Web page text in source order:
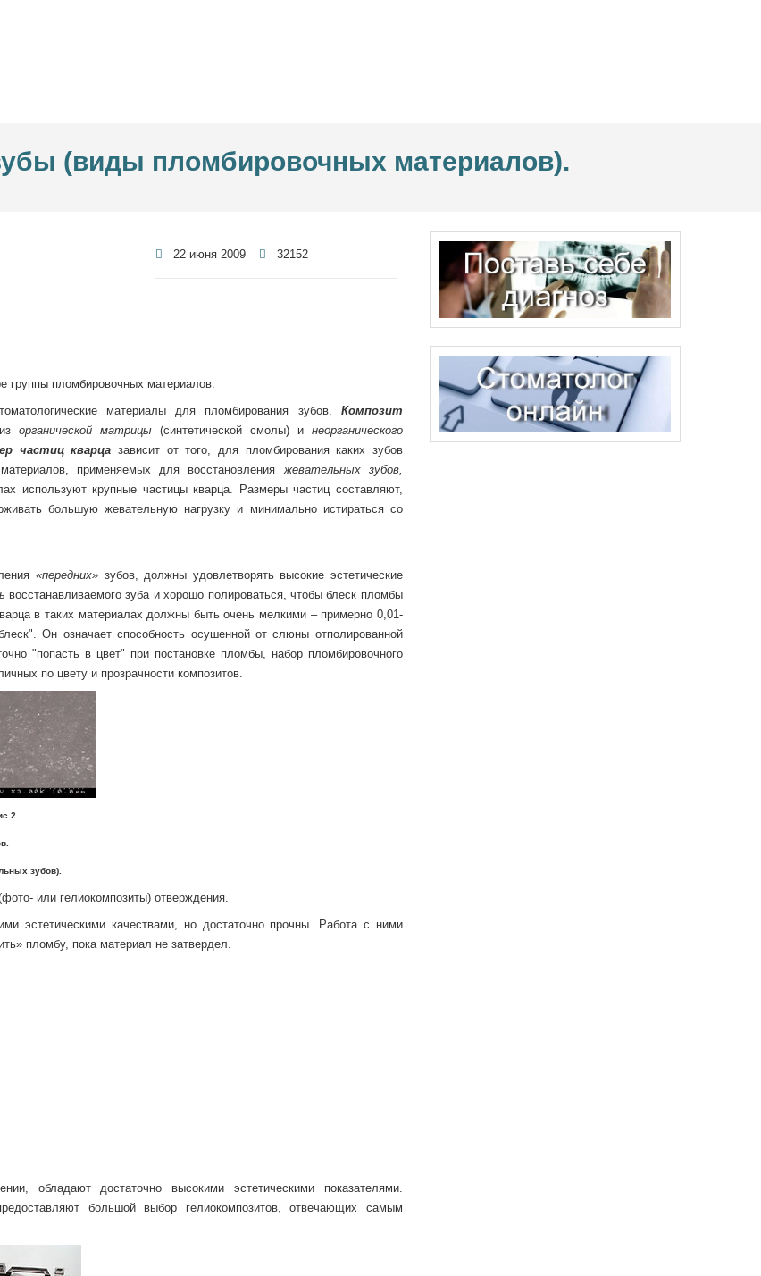
(виды пломбировочных материалов).
22 июня 2009 32152
группы пломбировочных материалов.
материалы для пломбирования зубов. Композит
изорганической матрицы(синтетической смолы) и неорганического
частиц кварцазависит от того, для пломбирования каких зубов
применяемых для восстановления жевательных зубов,
используют крупные частицы кварца. Размеры частиц составляют,
большую жевательную нагрузку и минимально истираться со
«передних» зубов, должны удовлетворять высокие эстетические
восстанавливаемого зуба и хорошо полироваться, чтобы блеск пломбы
в таких материалах должны быть очень мелкими – примерно 0,01-
Он означает способность осушенной от слюны отполированной
"попасть в цвет" при постановке пломбы, набор пломбировочного
по цвету и прозрачности композитов.
зубов).
или гелиокомпозиты) отверждения.
эстетическими качествами, но достаточно прочны. Работа с ними
пломбу, пока материал не затвердел.
обладают достаточно высокими эстетическими показателями.
большой выбор гелиокомпозитов, отвечающих самым